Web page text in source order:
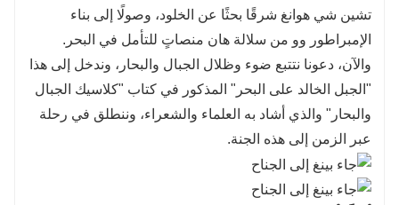
القريبة من فئة 5A مثل جبال الخالدين الثلاثة أو منتزه
تيانهنغ الجبلي الثقافي، مما يجعل رحلتك إلى الصين
أكثر تميزًا.
لرحلة لا تُنسى إلى جناح بنغلاي، احجز مع شركة
هواتو الدولية للسياحة اليوم!
هل تحتاج إلى المزيد من أفكار المسارات؟
تواصل مع خدمة العملاء مباشرةً!
تشين شي هوانغ شرقًا بحثًا عن الخلود، وصولًا إلى بناء
الإمبراطور وو من سلالة هان منصاتٍ للتأمل في البحر.
والآن، دعونا نتتبع ضوء وظلال الجبال والبحار، وندخل إلى هذا
"الجبل الخالد على البحر" المذكور في كتاب "كلاسيك الجبال
والبحار" والذي أشاد به العلماء والشعراء، وننطلق في رحلة
عبر الزمن إلى هذه الجنة.